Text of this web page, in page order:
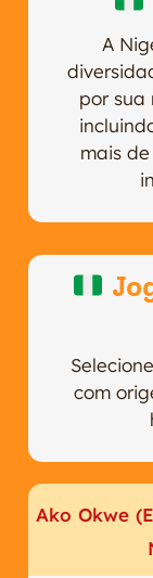
A
por sua
mais
com
Ako Okwe